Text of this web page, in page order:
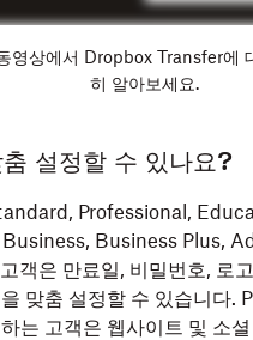
영상에서 Dropbox Transfer에
히 알아보세요.
설정할 수 있나요?
Professional,
Business Plus,
객은 만료일, 비밀번호, 로
맞춤 설정할 수 있습니다.
는 고객은 웹사이트 및 소